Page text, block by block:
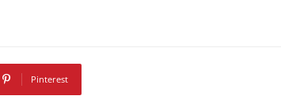
Pinterest